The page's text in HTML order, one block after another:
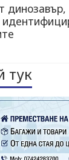
динозавър,
тук